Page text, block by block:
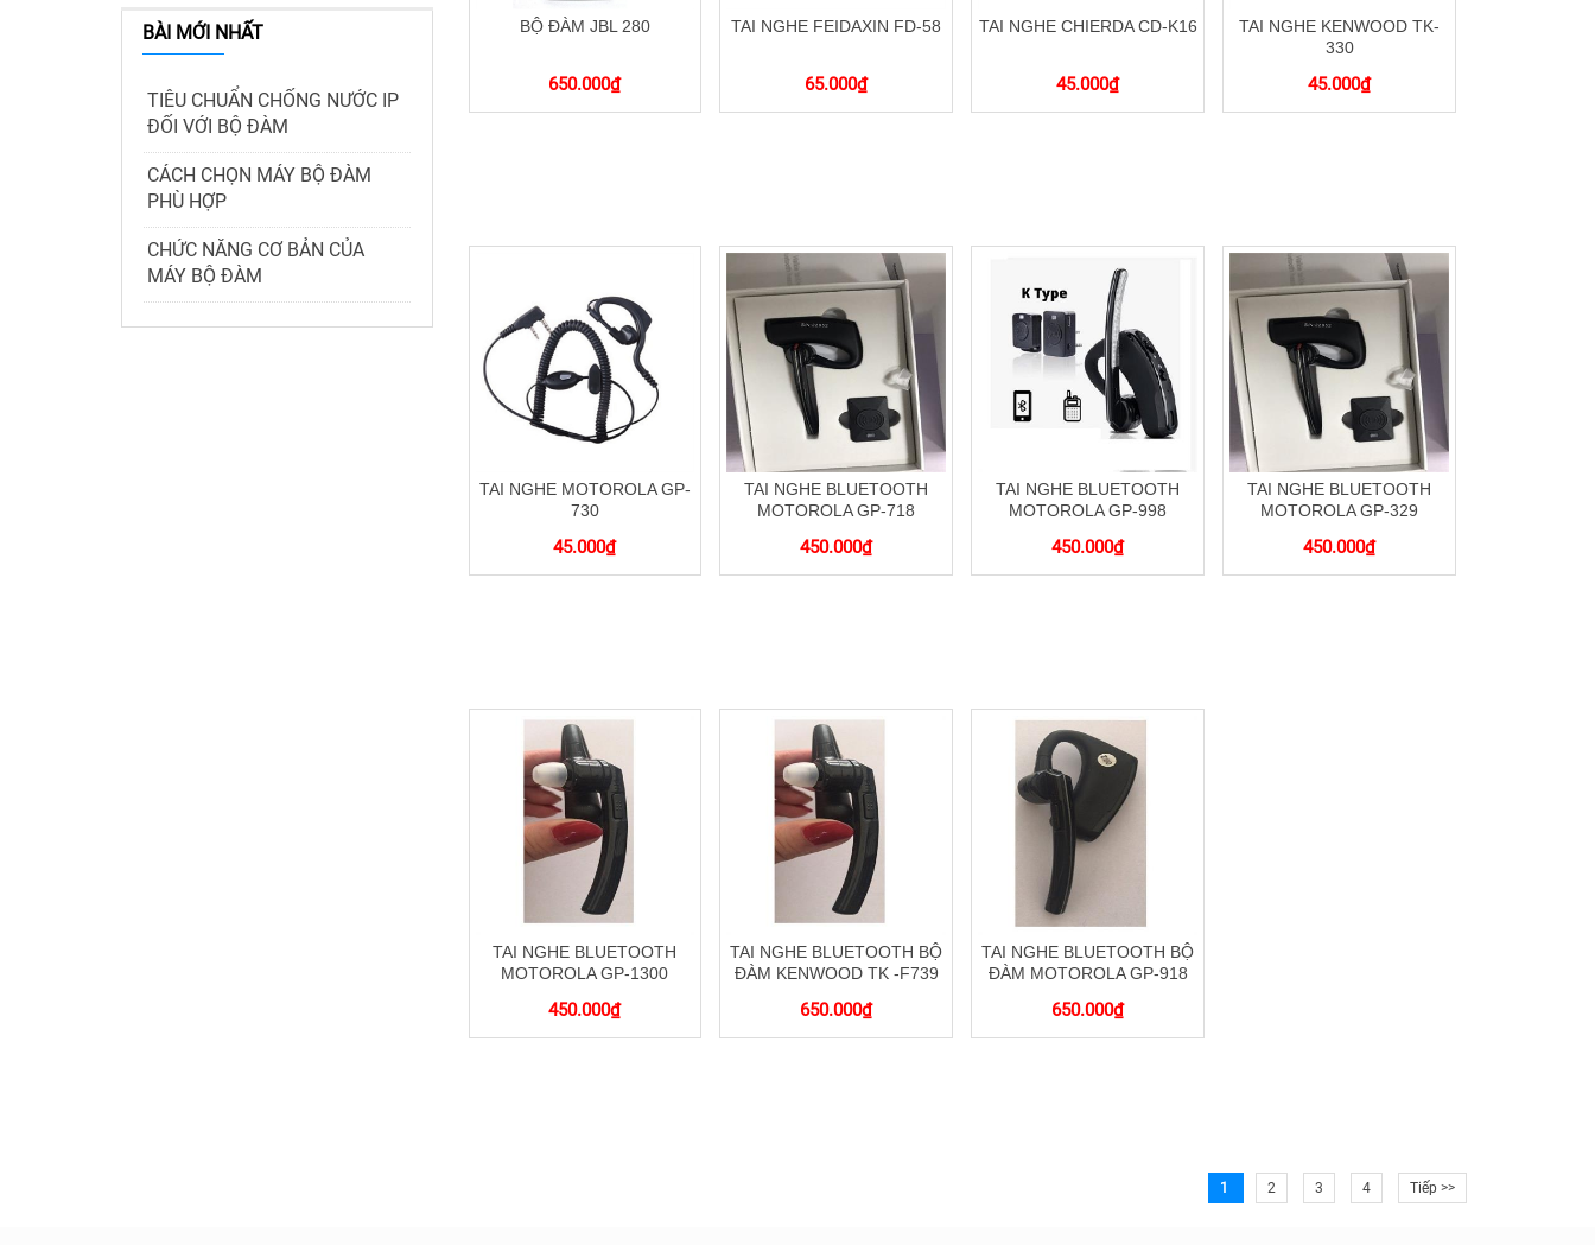
BÀI MỚI NHẤT
TIÊU CHUẨN CHỐNG NƯỚC IP
ĐỐI VỚI BỘ ĐÀM
CÁCH CHỌN MÁY BỘ ĐÀM
PHÙ HỢP
CHỨC NĂNG CƠ BẢN CỦA
MÁY BỘ ĐÀM
BỘ ĐÀM JBL 280
650.000₫
TAI NGHE FEIDAXIN FD-58
65.000₫
TAI NGHE CHIERDA CD-K16
45.000₫
TAI NGHE KENWOOD TK-
330
45.000₫
TAI NGHE MOTOROLA GP-
730
45.000₫
TAI NGHE BLUETOOTH
MOTOROLA GP-718
450.000₫
TAI NGHE BLUETOOTH
MOTOROLA GP-998
450.000₫
TAI NGHE BLUETOOTH
MOTOROLA GP-329
450.000₫
TAI NGHE BLUETOOTH
MOTOROLA GP-1300
450.000₫
TAI NGHE BLUETOOTH BỘ
ĐÀM KENWOOD TK -F739
650.000₫
TAI NGHE BLUETOOTH BỘ
ĐÀM MOTOROLA GP-918
650.000₫
1 2 3 4 Tiếp >>